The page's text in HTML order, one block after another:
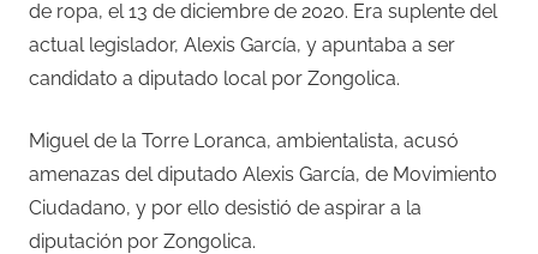
de ropa, el 13 de diciembre de 2020. Era suplente del
actual legislador, Alexis García, y apuntaba a ser
candidato a diputado local por Zongolica.
Miguel de la Torre Loranca, ambientalista, acusó
amenazas del diputado Alexis García, de Movimiento
Ciudadano, y por ello desistió de aspirar a la
diputación por Zongolica.